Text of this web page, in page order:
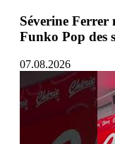
Séverine Ferrer
Funko Pop des
07.08.2026